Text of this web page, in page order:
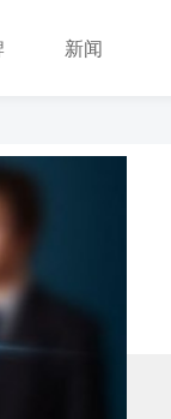
新闻